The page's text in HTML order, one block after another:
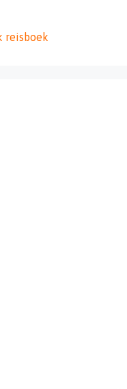
reisboek